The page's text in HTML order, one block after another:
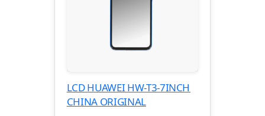
LCD HUAWEI HW-T3-7INCH
CHINA ORIGINAL